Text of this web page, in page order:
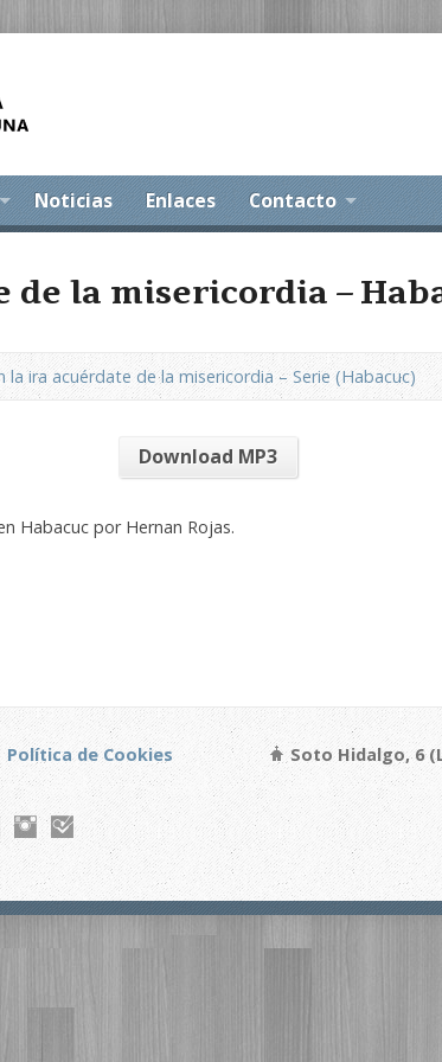
Noticias Enlaces Contacto
la misericordia –
la ira acuérdate de la misericordia – Serie (Habacuc)
Download MP3
Habacuc por Hernan Rojas.
Política de Cookies
Soto Hidalgo, 6